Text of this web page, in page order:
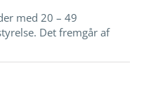
med 20 – 49
Det fremgår af